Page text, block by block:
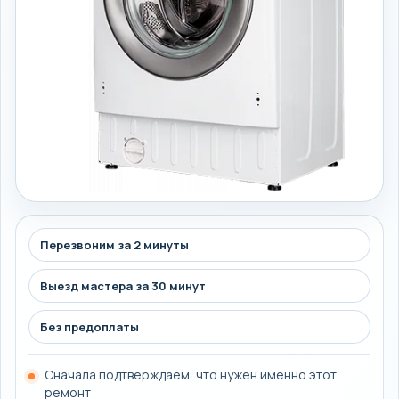
Перезвоним за 2 минуты
Выезд мастера за 30 минут
Без предоплаты
Сначала подтверждаем, что нужен именно этот
ремонт